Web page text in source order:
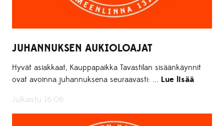
JUHANNUKSEN AUKIOLOAJAT
Hyvät asiakkaat, Kauppapaikka Tavastilan sisäänkäynnit
ovat avoinna juhannuksena seuraavasti: ... Lue lisää
Julkaistu 16.06.